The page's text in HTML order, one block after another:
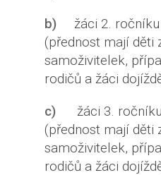
b) žáci 2.
(přednost mají děti
samoživitelek,
rodičů a žáci
c) žáci 3.
(přednost mají děti
samoživitelek,
rodičů a žáci